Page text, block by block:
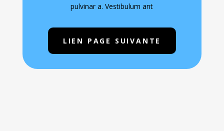
pulvinar a. Vestibulum ant
LIEN PAGE SUIVANTE